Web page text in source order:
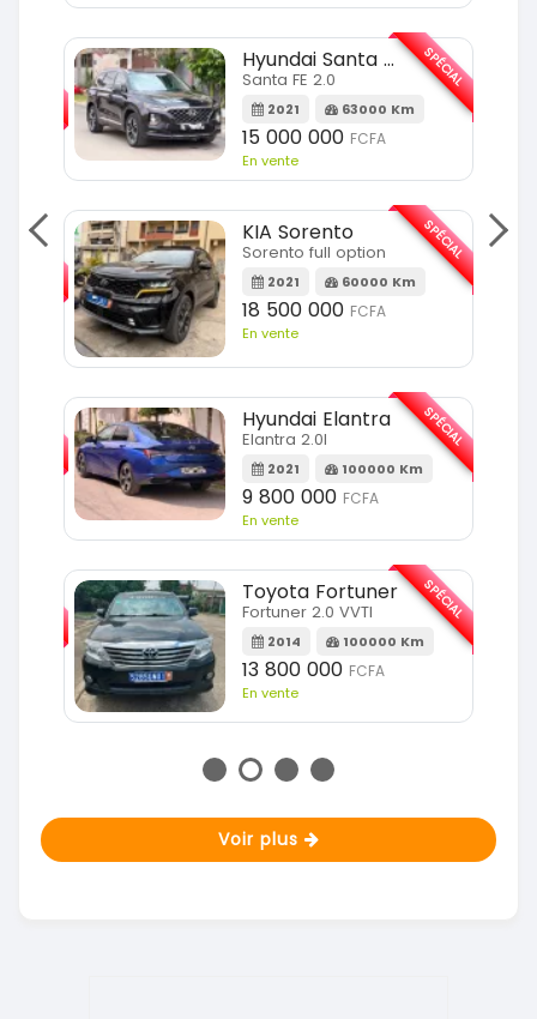
SPÉCIAL
Hyundai Santa FE
Santa FE 2.0
2021 63000 Km
15 000 000 FCFA
En vente
SPÉCIAL
KIA Sorento
Sorento full option
2021 60000 Km
18 500 000 FCFA
En vente
SPÉCIAL
Hyundai Elantra
Elantra 2.0l
2021 100000 Km
9 800 000 FCFA
En vente
SPÉCIAL
Toyota Fortuner
Fortuner 2.0 VVTI
2014 100000 Km
13 800 000 FCFA
En vente
SPÉCIAL
Voir plus